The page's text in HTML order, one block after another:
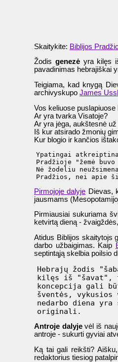
Skaitykite: Biblijos
Žodis genezėyra kilęs
pavadinimas hebrajiškai
Teigiama, kad knygą
archivyskupo James
Vos keliuose
Ar yra tvarka Visatoje?
Ar yra jėga, aukštesnė
Iš kur atsirado žmonių
Kur blogio ir kančios
Ypatingai
Pradžioje "žemė buvo
Nė žodeliu
Pirmojoje dalyje Dievas,
jausmams
Pirmiausiai sukuriama
ketvirtą dieną -
Atidus Biblijos skaitytojs
darbo užbaigimas. Kaip
septintąją skelbia poilsio
Hebrajų žodis
kilęs iš "šavat",
koncepcija gali
šventės, vykusios
nedarbo diena yra
Antroje dalyjevėl iš
antroje - sukurti gyviai
Ką tai gali reikšti?
redaktorius tiesiog